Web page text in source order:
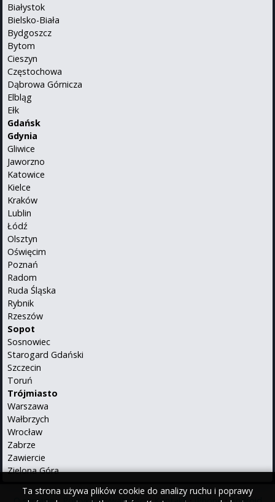
Ta strona używa plików cookie do analizy ruchu i poprawy
Białystok
Bielsko-Biała
Bydgoszcz
Bytom
Cieszyn
Częstochowa
Dąbrowa Górnicza
Elbląg
Ełk
Gdańsk
Gdynia
Gliwice
Jaworzno
Katowice
Kielce
Kraków
Lublin
Łódź
Olsztyn
Oświęcim
Poznań
Radom
Ruda Śląska
Rybnik
Rzeszów
Sopot
Sosnowiec
Starogard Gdański
Szczecin
Toruń
Trójmiasto
Warszawa
Wałbrzych
Wrocław
Zabrze
Zawiercie
Zielona Góra